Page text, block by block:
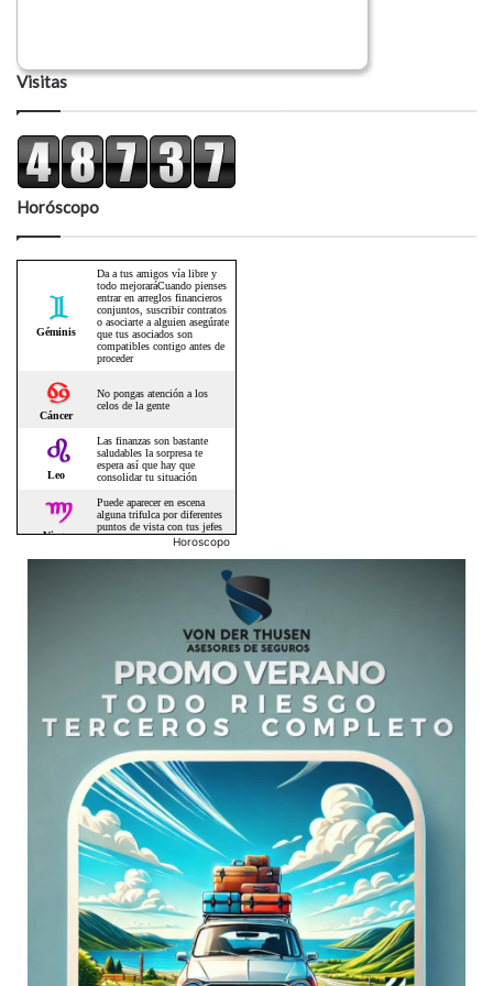
Visitas
Horóscopo
Horoscopo